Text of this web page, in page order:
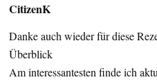
CitizenK
Danke auch wieder für diese
Überblick
Am interessantesten finde ich